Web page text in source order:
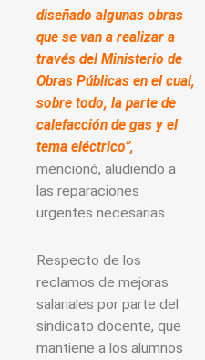
diseñado algunas obras
que se van a realizar a
través del Ministerio de
Obras Públicas en el cual,
sobre todo, la parte de
calefacción de gas y el
tema eléctrico”,
mencionó, aludiendo a
las reparaciones
urgentes necesarias.
Respecto de los
reclamos de mejoras
salariales por parte del
sindicato docente, que
mantiene a los alumnos